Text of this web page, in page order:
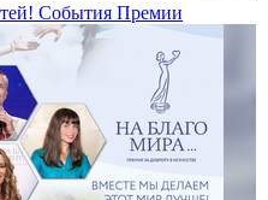
События Премии